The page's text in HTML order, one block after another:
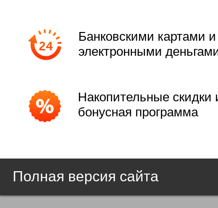
Банковскими картами и
электронными
Накопительные скидки
бонусная программа
Полная версия сайта